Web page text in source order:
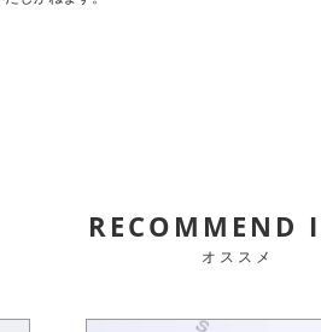
RECOMMEND
オススメ